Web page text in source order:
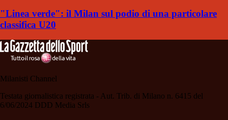
"Linea verde": il Milan sul podio di una particolare
classifica U20
Milanisti Channel
Testata giornalistica registrata - Aut. Trib. di Milano n. 6415 del
6/06/2024 DDD Media Srls